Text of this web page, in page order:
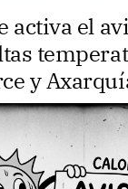
activa el
y